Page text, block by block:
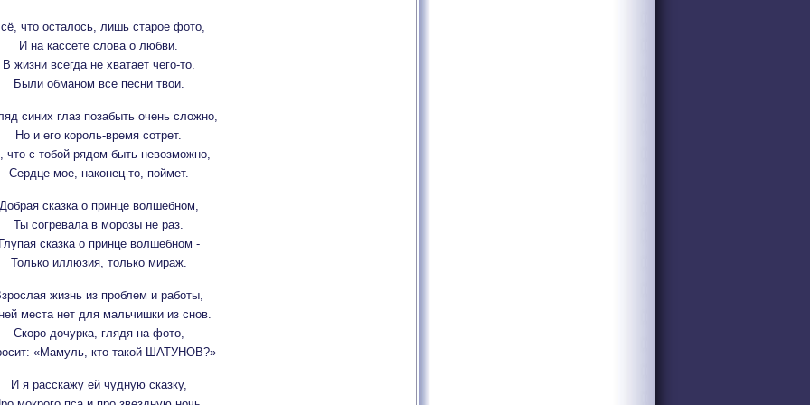
что осталось, лишь старое фото,
И на кассете слова о любви.
В жизни всегда не хватает чего-то.
Были обманом все песни твои.
синих глаз позабыть очень сложно,
Но и его король-время сотрет.
что с тобой рядом быть невозможно,
Сердце мое, наконец-то, поймет.
сказка о принце волшебном,
Ты согревала в морозы не раз.
сказка о принце волшебном -
Только иллюзия, только мираж.
жизнь из проблем и работы,
места нет для мальчишки из снов.
Скоро дочурка, глядя на фото,
«Мамуль, кто такой ШАТУНОВ?»
И я расскажу ей чудную сказку,